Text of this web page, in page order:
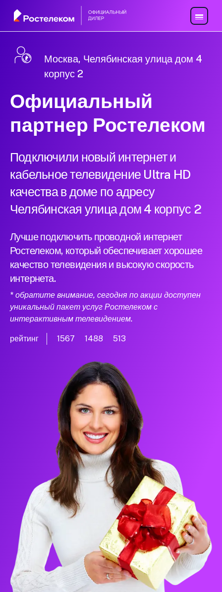
Москва, Челябинская улица дом 4
корпус 2
Официальный
партнер Ростелеком
Подключили новый интернет и
кабельное телевидение Ultra HD
качества в доме по адресу
Челябинская улица дом 4 корпус 2
Лучше подключить проводной интернет
Ростелеком, который обеспечивает хорошее
качество телевидения и высокую скорость
интернета.
* обратите внимание, сегодня по акции доступен
уникальный пакет услуг Ростелеком с
интерактивным телевидением.
рейтинг 1567 1488 513